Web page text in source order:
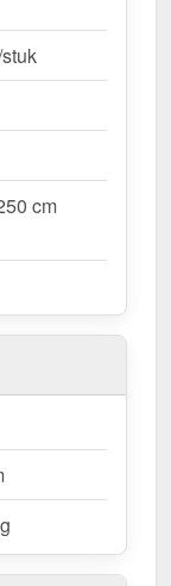
Aluminium
kN/m²),
&
via de
2
Halfrond
cm